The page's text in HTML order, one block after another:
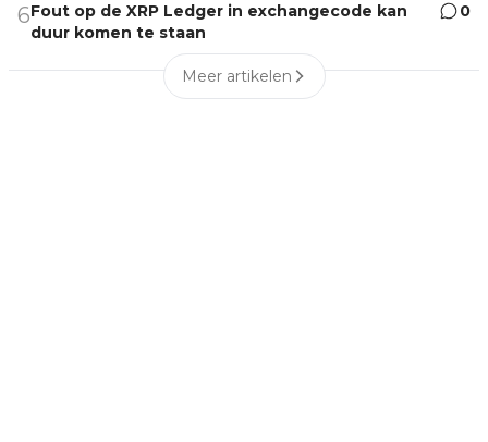
6Fout op de XRP Ledger in exchangecode kan
duur komen te staan
0
Meer artikelen